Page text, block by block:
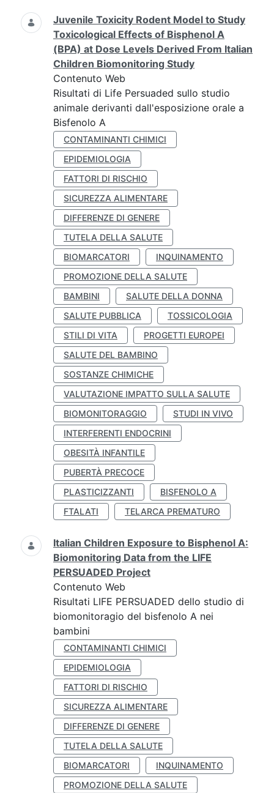
Juvenile Toxicity Rodent Model to Study
Toxicological Effects of Bisphenol A
(BPA) at Dose Levels Derived From Italian
Children Biomonitoring Study
Contenuto Web
Risultati di Life Persuaded sullo studio
animale derivanti dall'esposizione orale a
Bisfenolo A
CONTAMINANTI CHIMICI
EPIDEMIOLOGIA
FATTORI DI RISCHIO
SICUREZZA ALIMENTARE
DIFFERENZE DI GENERE
TUTELA DELLA SALUTE
BIOMARCATORI
INQUINAMENTO
PROMOZIONE DELLA SALUTE
BAMBINI
SALUTE DELLA DONNA
SALUTE PUBBLICA
TOSSICOLOGIA
STILI DI VITA
PROGETTI EUROPEI
SALUTE DEL BAMBINO
SOSTANZE CHIMICHE
VALUTAZIONE IMPATTO SULLA SALUTE
BIOMONITORAGGIO
STUDI IN VIVO
INTERFERENTI ENDOCRINI
OBESITÀ INFANTILE
PUBERTÀ PRECOCE
PLASTICIZZANTI
BISFENOLO A
FTALATI
TELARCA PREMATURO
Italian Children Exposure to Bisphenol A:
Biomonitoring Data from the LIFE
PERSUADED Project
Contenuto Web
Risultati LIFE PERSUADED dello studio di
biomonitoragio del bisfenolo A nei
bambini
CONTAMINANTI CHIMICI
EPIDEMIOLOGIA
FATTORI DI RISCHIO
SICUREZZA ALIMENTARE
DIFFERENZE DI GENERE
TUTELA DELLA SALUTE
BIOMARCATORI
INQUINAMENTO
PROMOZIONE DELLA SALUTE